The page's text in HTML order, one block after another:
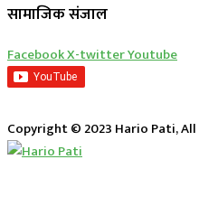
सामाजिक संजाल
FacebookX-twitterYoutube
Copyright © 2023 Hario Pati,